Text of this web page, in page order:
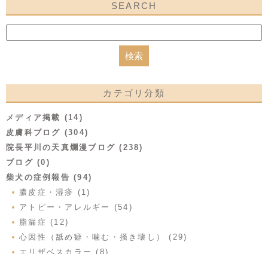
SEARCH
カテゴリ分類
メディア掲載 (14)
皮膚科ブログ (304)
院長平川の天真爛漫ブログ (238)
ブログ (0)
柴犬の症例報告 (94)
膿皮症・湿疹 (1)
アトピー・アレルギー (54)
脂漏症 (12)
心因性（舐め癖・噛む・掻き壊し） (29)
エリザベスカラー (8)